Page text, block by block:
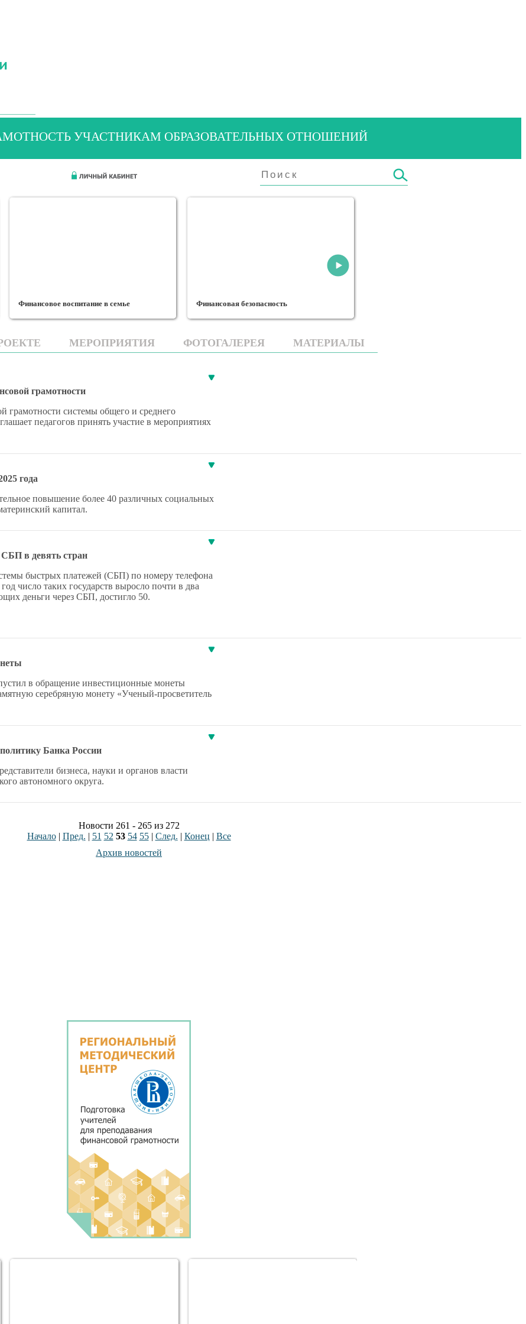
УЧАСТНИКАМ ОБРАЗОВАТЕЛЬНЫХ ОТНОШЕНИЙ
Финансовая безопасность
финансами
МЕРОПРИЯТИЯ ФОТОГАЛЕРЕЯ МАТЕРИАЛЫ
грамотности
грамотности системы общего и среднего
педагогов принять участие в мероприятиях
года
повышение более 40 различных социальных
капитал.
СБП в девять стран
быстрых платежей (СБП) по номеру телефона
число таких государств выросло почти в два
деньги через СБП, достигло 50.
в обращение инвестиционные монеты
серебряную монету «Ученый-просветитель
Банка России
бизнеса, науки и органов власти
автономного округа.
Новости 261 - 265 из 272
Начало| Пред. | 51 52 53 54 55| След. | Конец | Все
Архив новостей